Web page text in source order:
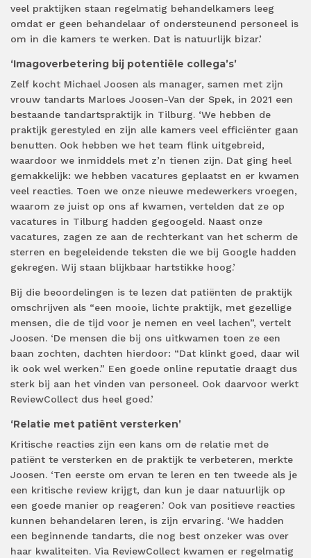
veel praktijken staan regelmatig behandelkamers leeg
omdat er geen behandelaar of ondersteunend personeel is
om in die kamers te werken. Dat is natuurlijk bizar.’
‘Imagoverbetering bij potentiële collega’s’
Zelf kocht Michael Joosen als manager, samen met zijn
vrouw tandarts Marloes Joosen-Van der Spek, in 2021 een
bestaande tandartspraktijk in Tilburg. ‘We hebben de
praktijk gerestyled en zijn alle kamers veel efficiënter gaan
benutten. Ook hebben we het team flink uitgebreid,
waardoor we inmiddels met z’n tienen zijn. Dat ging heel
gemakkelijk: we hebben vacatures geplaatst en er kwamen
veel reacties. Toen we onze nieuwe medewerkers vroegen,
waarom ze juist op ons af kwamen, vertelden dat ze op
vacatures in Tilburg hadden gegoogeld. Naast onze
vacatures, zagen ze aan de rechterkant van het scherm de
sterren en begeleidende teksten die we bij Google hadden
gekregen. Wij staan blijkbaar hartstikke hoog.’
Bij die beoordelingen is te lezen dat patiënten de praktijk
omschrijven als “een mooie, lichte praktijk, met gezellige
mensen, die de tijd voor je nemen en veel lachen”, vertelt
Joosen. ‘De mensen die bij ons uitkwamen toen ze een
baan zochten, dachten hierdoor: “Dat klinkt goed, daar wil
ik ook wel werken.” Een goede online reputatie draagt dus
sterk bij aan het vinden van personeel. Ook daarvoor werkt
ReviewCollect dus heel goed.’
‘Relatie met patiënt versterken’
Kritische reacties zijn een kans om de relatie met de
patiënt te versterken en de praktijk te verbeteren, merkte
Joosen. ‘Ten eerste om ervan te leren en ten tweede als je
een kritische review krijgt, dan kun je daar natuurlijk op
een goede manier op reageren.’ Ook van positieve reacties
kunnen behandelaren leren, is zijn ervaring. ‘We hadden
een beginnende tandarts, die nog best onzeker was over
haar kwaliteiten. Via ReviewCollect kwamen er regelmatig